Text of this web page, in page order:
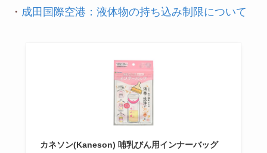
・ 成田国際空港：液体物の持ち込み制限について
カネソン(Kaneson) 哺乳びん用インナーバッグ